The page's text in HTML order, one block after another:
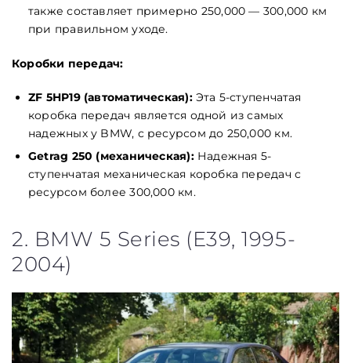
также составляет примерно 250,000 — 300,000 км
при правильном уходе.
Коробки передач:
ZF 5HP19 (автоматическая):Эта 5-ступенчатая
коробка передач является одной из самых
надежных у BMW, с ресурсом до 250,000 км.
Getrag 250 (механическая):Надежная 5-
ступенчатая механическая коробка передач с
ресурсом более 300,000 км.
2. BMW 5 Series (E39, 1995-
2004)